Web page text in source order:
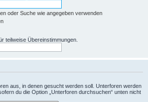
oder Suche wie angegeben verwenden
teilweise Übereinstimmungen.
aus, in denen gesucht werden soll. Unterforen werden
du die Option „Unterforen durchsuchen“ unten nicht